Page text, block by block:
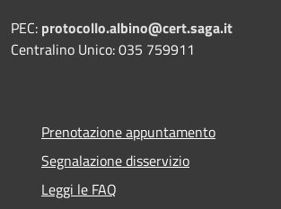
PEC: protocollo.albino@cert.saga.it
Centralino Unico: 035 759911
Prenotazione appuntamento
Segnalazione disservizio
Leggi le FAQ